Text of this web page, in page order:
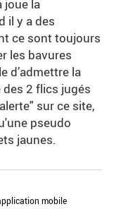
joue la
il y a des
ce sont toujours
les bavures
d’admettre la
des 2 flics jugés
sur ce site,
pseudo
jaunes.
mobile